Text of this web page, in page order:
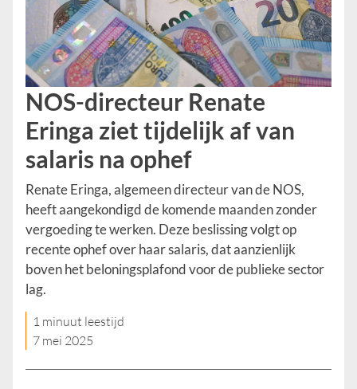
NOS-directeur Renate
Eringa ziet tijdelijk af van
salaris na ophef
Renate Eringa, algemeen directeur van de NOS,
heeft aangekondigd de komende maanden zonder
vergoeding te werken. Deze beslissing volgt op
recente ophef over haar salaris, dat aanzienlijk
boven het beloningsplafond voor de publieke sector
lag.​
1 minuut leestijd
7 mei 2025